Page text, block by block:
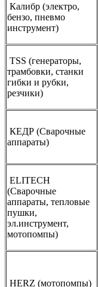
Калибр (электро,
бензо, пневмо
инструмент)
TSS (генераторы,
трамбовки, станки
гибки и рубки,
резчики)
КЕДР (Сварочные
аппараты)
ELITECH
(Сварочные
аппараты, тепловые
пушки,
эл.инструмент,
мотопомпы)
HERZ (мотопомпы)